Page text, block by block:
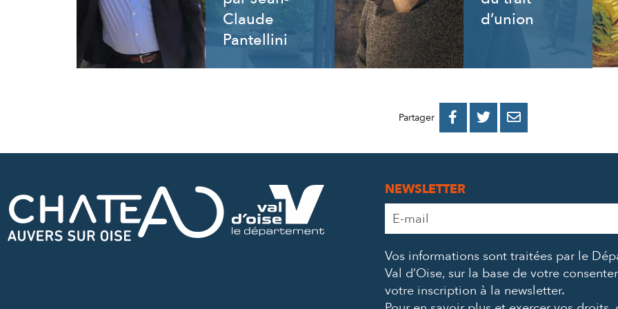
Claude
Pantellini
d’union
Partager 
PARTAGER
PARTAGER
PARTAGER
NEWSLETTER
Adresse
e-
*
Vos informations sont traitées par le
Val d’Oise, sur la base de votre
votre inscription à la newsletter.